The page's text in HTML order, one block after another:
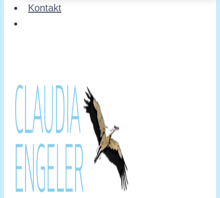
Kontakt